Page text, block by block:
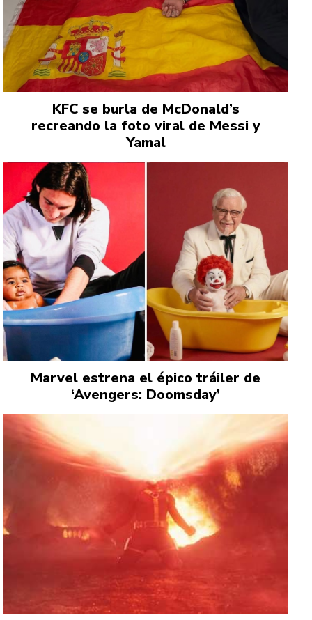
KFC se burla de McDonald’s
recreando la foto viral de Messi y
Yamal
Marvel estrena el épico tráiler de
‘Avengers: Doomsday’